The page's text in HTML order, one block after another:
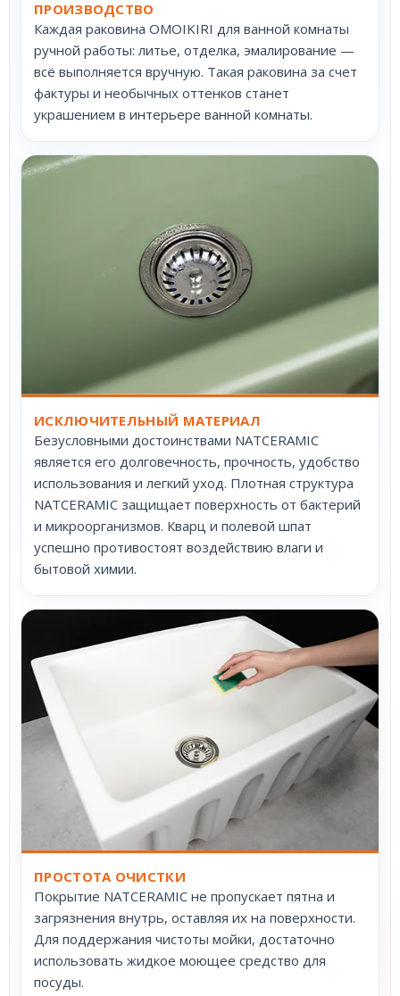
ПРОИЗВОДСТВО
Каждая раковина OMOIKIRI для ванной комнаты
ручной работы: литье, отделка, эмалирование —
всё выполняется вручную. Такая раковина за счет
фактуры и необычных оттенков станет
украшением в интерьере ванной комнаты.
ИСКЛЮЧИТЕЛЬНЫЙ МАТЕРИАЛ
Безусловными достоинствами NATCERAMIC
является его долговечность, прочность, удобство
использования и легкий уход. Плотная структура
NATCERAMIC защищает поверхность от бактерий
и микроорганизмов. Кварц и полевой шпат
успешно противостоят воздействию влаги и
бытовой химии.
ПРОСТОТА ОЧИСТКИ
Покрытие NATCERAMIC не пропускает пятна и
загрязнения внутрь, оставляя их на поверхности.
Для поддержания чистоты мойки, достаточно
использовать жидкое моющее средство для
посуды.